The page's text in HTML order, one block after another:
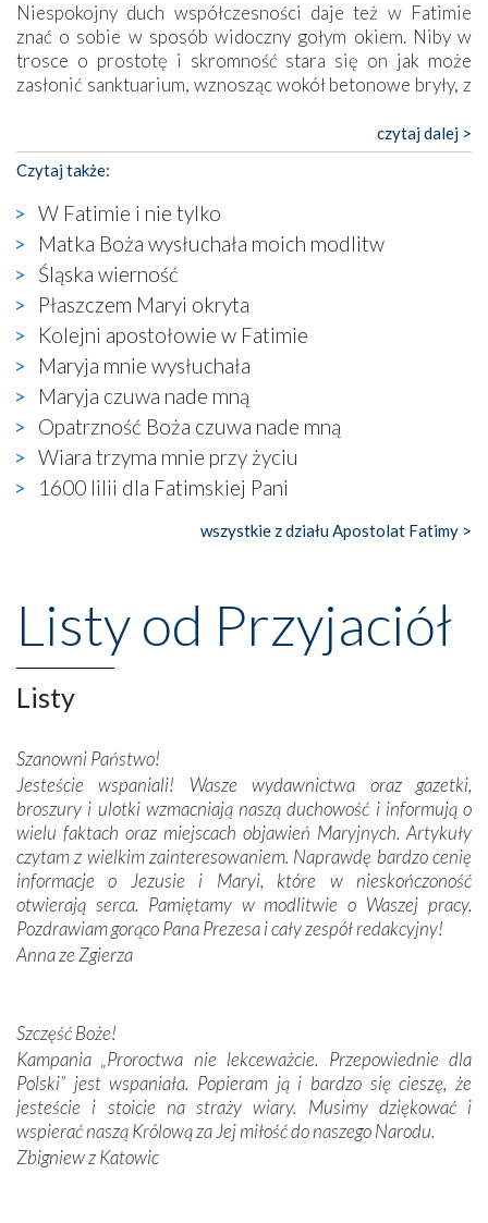
Niespokojny duch współczesności daje też w Fatimie
znać o sobie w sposób widoczny gołym okiem. Niby w
trosce o prostotę i skromność stara się on jak może
zasłonić sanktuarium, wznosząc wokół betonowe bryły, z
katolickiego kultu. Tylko co wspólnego z żywą,
autentyczną wiarą mogą mieć płaskie, szare bunkry albo
kaplice, w których Tabernakulum przypomina bardziej
skrzynkę na narzędzia? Albo co powiedzieć o ustawionym
tuż przy nowej bazylice wielkim krzyżu, na którym
zamiast Chrystusa umieszczono dziwaczną postać jakby
wyjętą ze starożytnych hieroglifów? W kulturowym
kontekście naszych czasów to raczej karykatura niż godny
wizerunek Zbawiciela…
Zatem nawet w bezpośrednim otoczeniu sanktuarium
naocznie przekonaliśmy się, że wewnątrz Kościoła toczy
się ogromna walka o kształt katolicyzmu i o serca
wierzących. Do czego to zmaganie może prowadzić,
widzieliśmy w urokliwym, niewielkim mieście Obidos,
gdzie w miejscu dawnego kościoła działa dzisiaj…
księgarnia.
Nasze pielgrzymkowe wyprawy, których celem były
wznoszono na chwałę Bożą, na przykład – w podzięce za
Opatrznościową pomoc w wygranej bitwie o
niepodległość kraju. Zachwyt budziła potężna, a zarazem
misterna architektura tych monumentalnych dzieł,
wspaniałe zdobienia, dbałość ich twórców o detale,
budowniczych.
Podążyliśmy też śladami fatimskich wizjonerów – Łucji
dos Santos oraz świętych Hiacynty i Franciszka Marto.
Modliliśmy się przy ich grobach. Odprawiliśmy Drogę
Krzyżową w ich rodzinnych stronach, odwiedziliśmy
domy, w których żyli.
W miejscu objawień Matki Bożej zapaliliśmy świece
Podczas tej kilkudniowej wyprawy na każdym kroku
spotykaliśmy się z serdeczną otwartością
Portugalczyków. Podziwialiśmy ich ludową sztukę i
zwyczaje. Mimo że nasze kraje są od siebie bardzo
oddalone, w żaden sposób nie czuliśmy się obco.
Sprawiła to oczywiście sama Matka Boża, ale też
kulturowa bliskość biorąca swój początek w naszej
czytaj dalej >
Czytaj także:
W Fatimie i nie tylko
Matka Boża wysłuchała moich modlitw
Śląska wierność
Płaszczem Maryi okryta
Kolejni apostołowie w Fatimie
Maryja mnie wysłuchała
Maryja czuwa nade mną
Opatrzność Boża czuwa nade mną
Wiara trzyma mnie przy życiu
1600 lilii dla Fatimskiej Pani
wszystkie z działu Apostolat Fatimy >
Listy od Przyjaciół
Listy
Szanowni Państwo!
Jesteście wspaniali! Wasze wydawnictwa oraz gazetki,
broszury i ulotki wzmacniają naszą duchowość i informują o
wielu faktach oraz miejscach objawień Maryjnych. Artykuły
czytam z wielkim zainteresowaniem. Naprawdę bardzo cenię
informacje o Jezusie i Maryi, które w nieskończoność
otwierają serca. Pamiętamy w modlitwie o Waszej pracy.
Pozdrawiam gorąco Pana Prezesa i cały zespół redakcyjny!
Anna ze Zgierza
Szczęść Boże!
Kampania „Proroctwa nie lekceważcie. Przepowiednie dla
Polski” jest wspaniała. Popieram ją i bardzo się cieszę, że
jesteście i stoicie na straży wiary. Musimy dziękować i
wspierać naszą Królową za Jej miłość do naszego Narodu.
Zbigniew z Katowic